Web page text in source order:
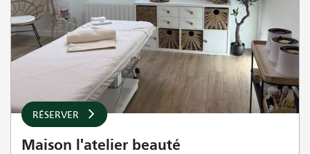
RÉSERVER
Maison l'atelier beauté